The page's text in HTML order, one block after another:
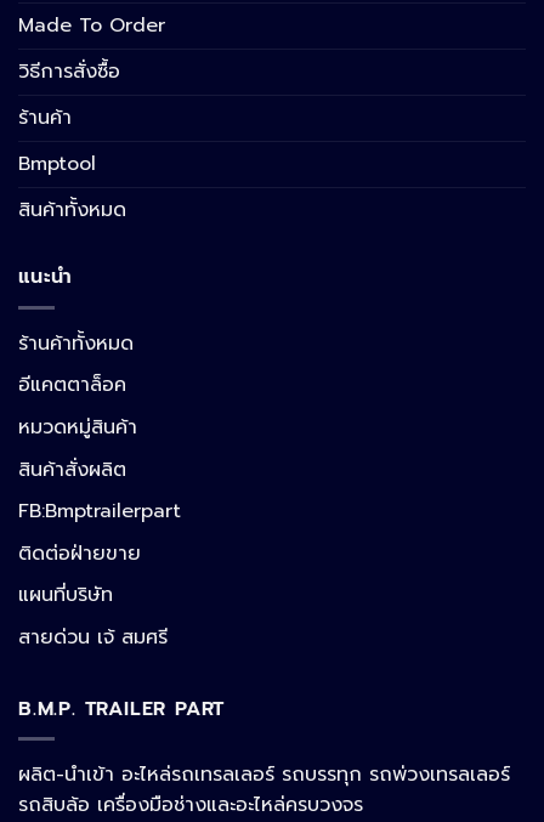
Made To Order
วิธีการสั่งซื้อ
ร้านค้า
Bmptool
สินค้าทั้งหมด
แนะนำ
ร้านค้าทั้งหมด
อีแคตตาล็อค
หมวดหมู่สินค้า
สินค้าสั่งผลิต
FB:Bmptrailerpart
ติดต่อฝ่ายขาย
แผนที่บริษัท
สายด่วน เจ้ สมศรี
B.M.P. TRAILER PART
ผลิต-นำเข้า อะไหล่รถเทรลเลอร์ รถบรรทุก รถพ่วงเทรลเลอร์
รถสิบล้อ เครื่องมือช่างและอะไหล่ครบวงจร